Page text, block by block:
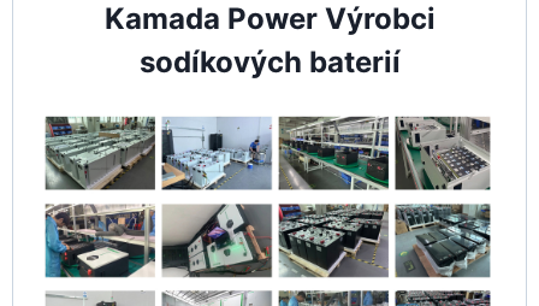
Kamada Power Výrobci
sodíkových baterií